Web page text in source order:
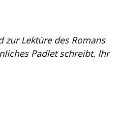
Lektüre des Romans
Padlet schreibt. Ihr